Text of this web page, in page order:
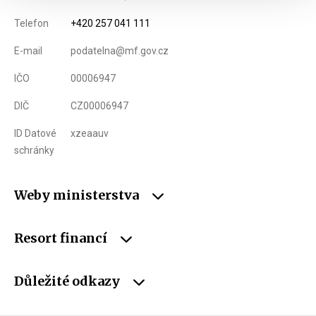
Telefon +420 257 041 111
E-mail podatelna@mf.gov.cz
IČO 00006947
DIČ CZ00006947
ID Datové
schránky
xzeaauv
Weby ministerstva
Resort financí
Důležité odkazy